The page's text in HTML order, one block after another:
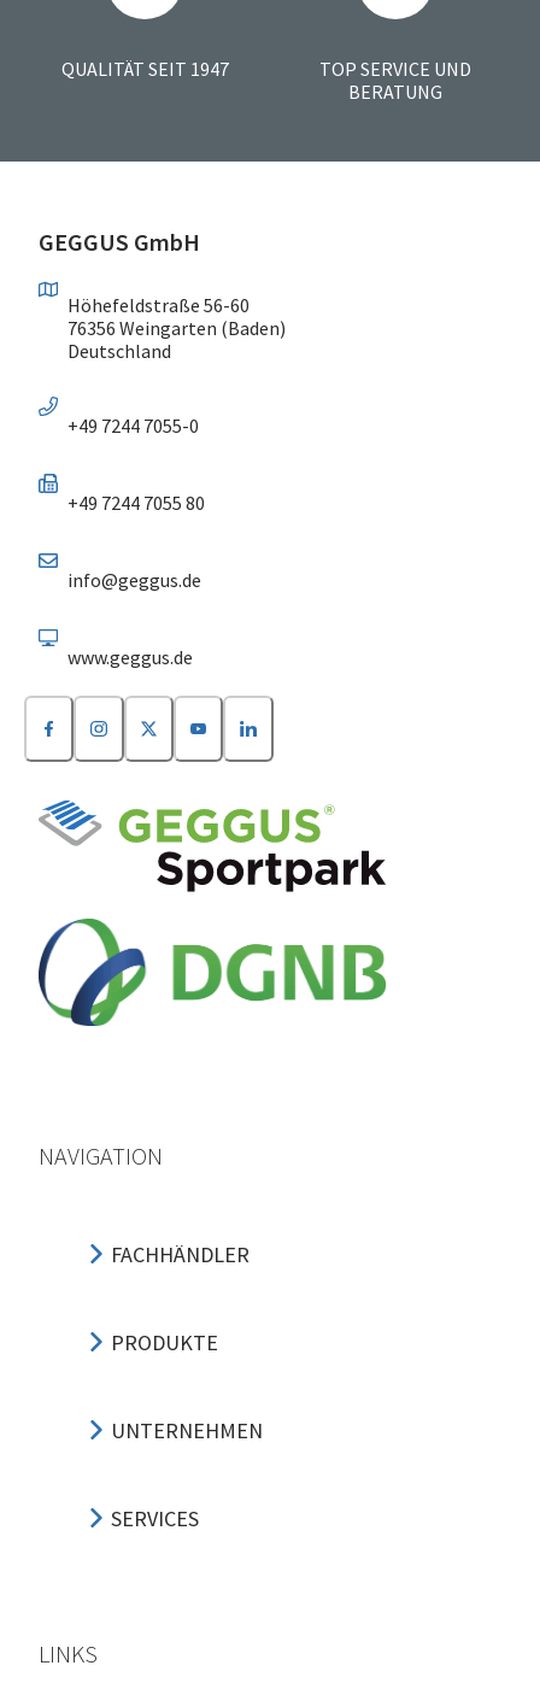
QUALITÄT SEIT 1947
TOP SERVICE UND
BERATUNG
GEGGUS GmbH
Höhefeldstraße 56-60
76356 Weingarten (Baden)
Deutschland
+49 7244 7055-0
+49 7244 7055 80
info@geggus.de
www.geggus.de
NAVIGATION
FACHHÄNDLER
PRODUKTE
UNTERNEHMEN
SERVICES
LINKS